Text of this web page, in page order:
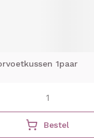
1paar
Bestel